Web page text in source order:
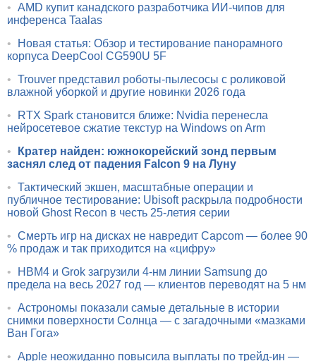
• AMD купит канадского разработчика ИИ-чипов для
инференса Taalas
•
Новая статья: Обзор и тестирование панорамного
корпуса DeepCool CG590U 5F
• Trouver представил роботы-пылесосы с роликовой
влажной уборкой и другие новинки 2026 года
•
RTX Spark становится ближе: Nvidia перенесла
нейросетевое сжатие текстур на Windows on Arm
•
Кратер найден: южнокорейский зонд первым
заснял след от падения Falcon 9 на Луну
• Тактический экшен, масштабные операции и
публичное тестирование: Ubisoft раскрыла подробности
новой Ghost Recon в честь 25-летия серии
• Смерть игр на дисках не навредит Capcom — более 90
% продаж и так приходится на «цифру»
•
HBM4 и Grok загрузили 4-нм линии Samsung до
предела на весь 2027 год — клиентов переводят на 5 нм
• Астрономы показали самые детальные в истории
снимки поверхности Солнца — с загадочными «мазками
Ван Гога»
• Apple неожиданно повысила выплаты по трейд-ин —